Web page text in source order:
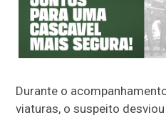
Durante o
viaturas, o suspeito